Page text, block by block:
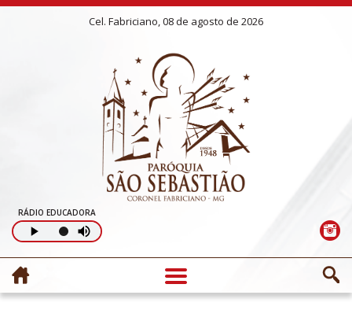
Cel. Fabriciano, 08 de agosto de 2026
RÁDIO EDUCADORA